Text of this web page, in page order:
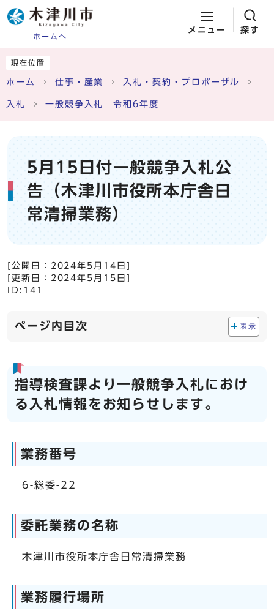
ホームへ
メニュー 探す
現在位置
ホーム 仕事・産業 入札・契約・プロポーザル
入札 一般競争入札 令和6年度
5月15日付一般競争入札公
告（木津川市役所本庁舎日
常清掃業務）
[公開日： 2024年5月14日
[更新日： 2024年5月15日
ID:141
ページ内目次 表示
指導検査課より一般競争入札におけ
る入札情報をお知らせします。
業務番号
6-総委-22
委託業務の名称
木津川市役所本庁舎日常清掃業務
業務履行場所